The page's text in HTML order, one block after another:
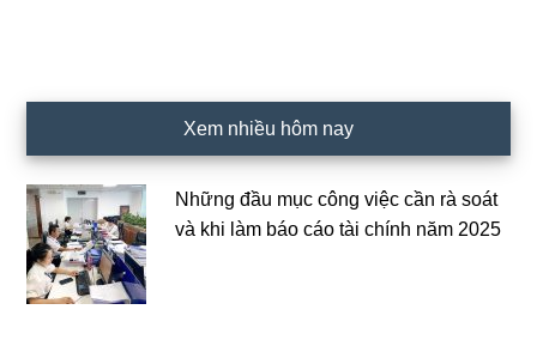
Xem nhiều hôm nay
Những đầu mục công việc cần rà soát
và khi làm báo cáo tài chính năm 2025